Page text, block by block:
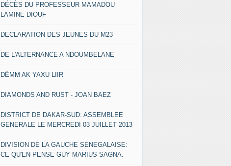
DÉCÈS DU PROFESSEUR MAMADOU
LAMINE DIOUF
DECLARATION DES JEUNES DU M23
DE L'ALTERNANCE A NDOUMBELANE
DËMM AK YAXU LIIR
DIAMONDS AND RUST - JOAN BAEZ
DISTRICT DE DAKAR-SUD: ASSEMBLEE
GENERALE LE MERCREDI 03 JUILLET 2013
DIVISION DE LA GAUCHE SENEGALAISE:
CE QU'EN PENSE GUY MARIUS SAGNA.